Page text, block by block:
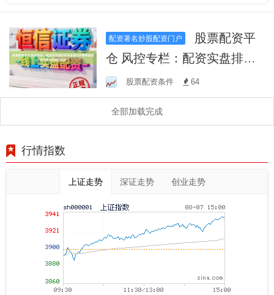
配资著名炒股配资门户
仓 风控专栏：配资实盘排行
在资金进出节奏明显加快的
震荡期里的风险
股票配资条件 64
全部加载完成
行情指数
上证走势 深证走势 创业走势